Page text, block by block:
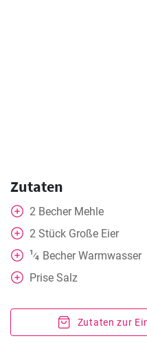
Zutaten
2 Becher Mehle
2 Stück Große Eier
1⁄4 Becher Warmwasser
Prise Salz
Zutaten zur